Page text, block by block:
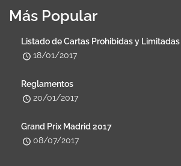
Más Popular
Listado de Cartas Prohibidas y Limitadas
18/01/2017
Reglamentos
20/01/2017
Grand Prix Madrid 2017
08/07/2017